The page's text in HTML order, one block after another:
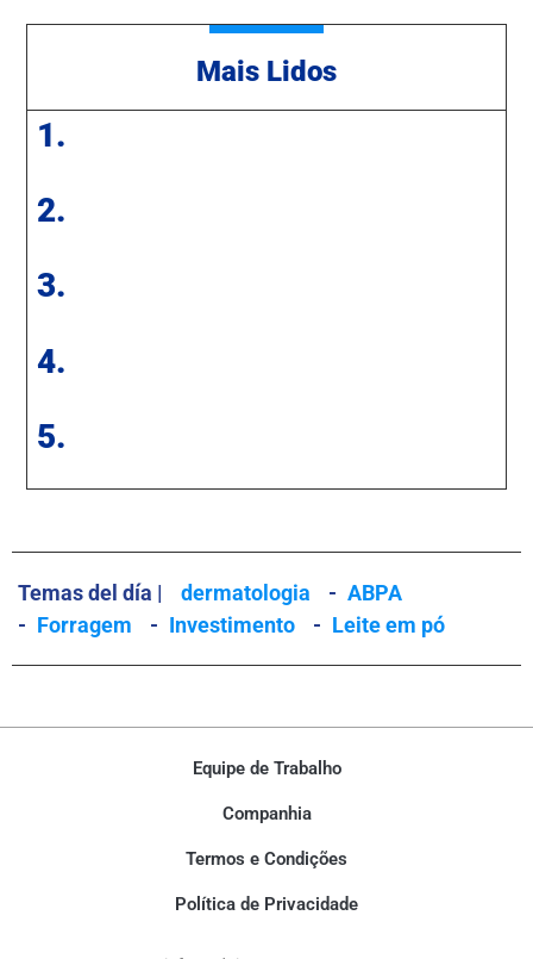
Mais Lidos
1.
2.
3.
4.
5.
Temas del día | dermatologia - ABPA
- Forragem - Investimento - Leite em pó
Equipe de Trabalho
Companhia
Termos e Condições
Política de Privacidade